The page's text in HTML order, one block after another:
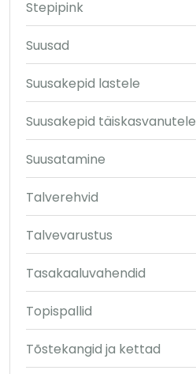
Stepipink
Suusad
Suusakepid lastele
Suusakepid täiskasvanutele
Suusatamine
Talverehvid
Talvevarustus
Tasakaaluvahendid
Topispallid
Tõstekangid ja kettad